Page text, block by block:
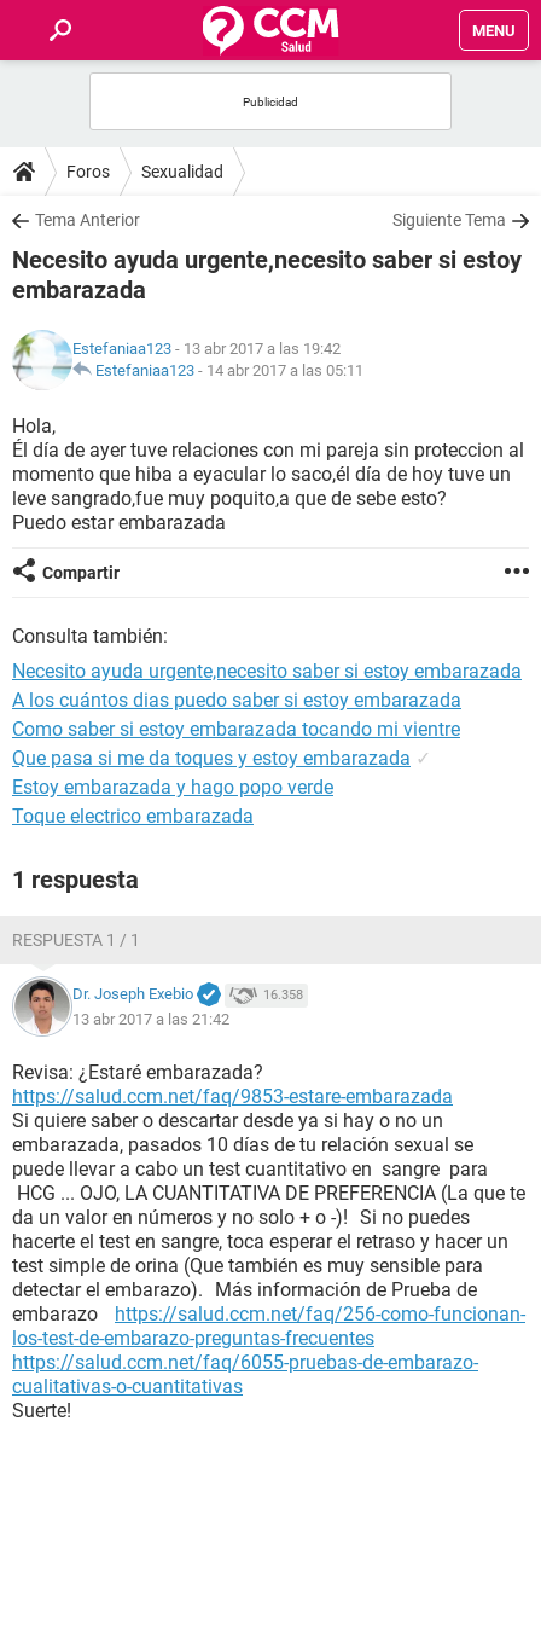
MENU
FOROS
SALUD
FAMILIA
NUTRICIÓN
SEXUALIDAD
GLOSARIO
Foros Sexualidad
Tema Anterior Siguiente Tema
Necesito ayuda urgente,necesito saber si estoy
embarazada
Estefaniaa123 - 13 abr 2017 a las 19:42
Estefaniaa123 - 14 abr 2017 a las 05:11
Hola,
Él día de ayer tuve relaciones con mi pareja sin proteccion al
momento que hiba a eyacular lo saco,él día de hoy tuve un
leve sangrado,fue muy poquito,a que de sebe esto?
Puedo estar embarazada
Compartir
Consulta también:
Necesito ayuda urgente,necesito saber si estoy embarazada
A los cuántos dias puedo saber si estoy embarazada
Como saber si estoy embarazada tocando mi vientre
Que pasa si me da toques y estoy embarazada ✓
Estoy embarazada y hago popo verde
Toque electrico embarazada
1 respuesta
RESPUESTA 1 / 1
Dr. Joseph Exebio 16.358
13 abr 2017 a las 21:42
Revisa: ¿Estaré embarazada?
https://salud.ccm.net/faq/9853-estare-embarazada
Si quiere saber o descartar desde ya si hay o no un
embarazada, pasados 10 días de tu relación sexual se
puede llevar a cabo un test cuantitativo en sangre para
HCG ... OJO, LA CUANTITATIVA DE PREFERENCIA (La que te
da un valor en números y no solo + o -)! Si no puedes
hacerte el test en sangre, toca esperar el retraso y hacer un
test simple de orina (Que también es muy sensible para
detectar el embarazo). Más información de Prueba de
embarazo https://salud.ccm.net/faq/256-como-funcionan-
los-test-de-embarazo-preguntas-frecuentes
https://salud.ccm.net/faq/6055-pruebas-de-embarazo-
cualitativas-o-cuantitativas
Suerte!